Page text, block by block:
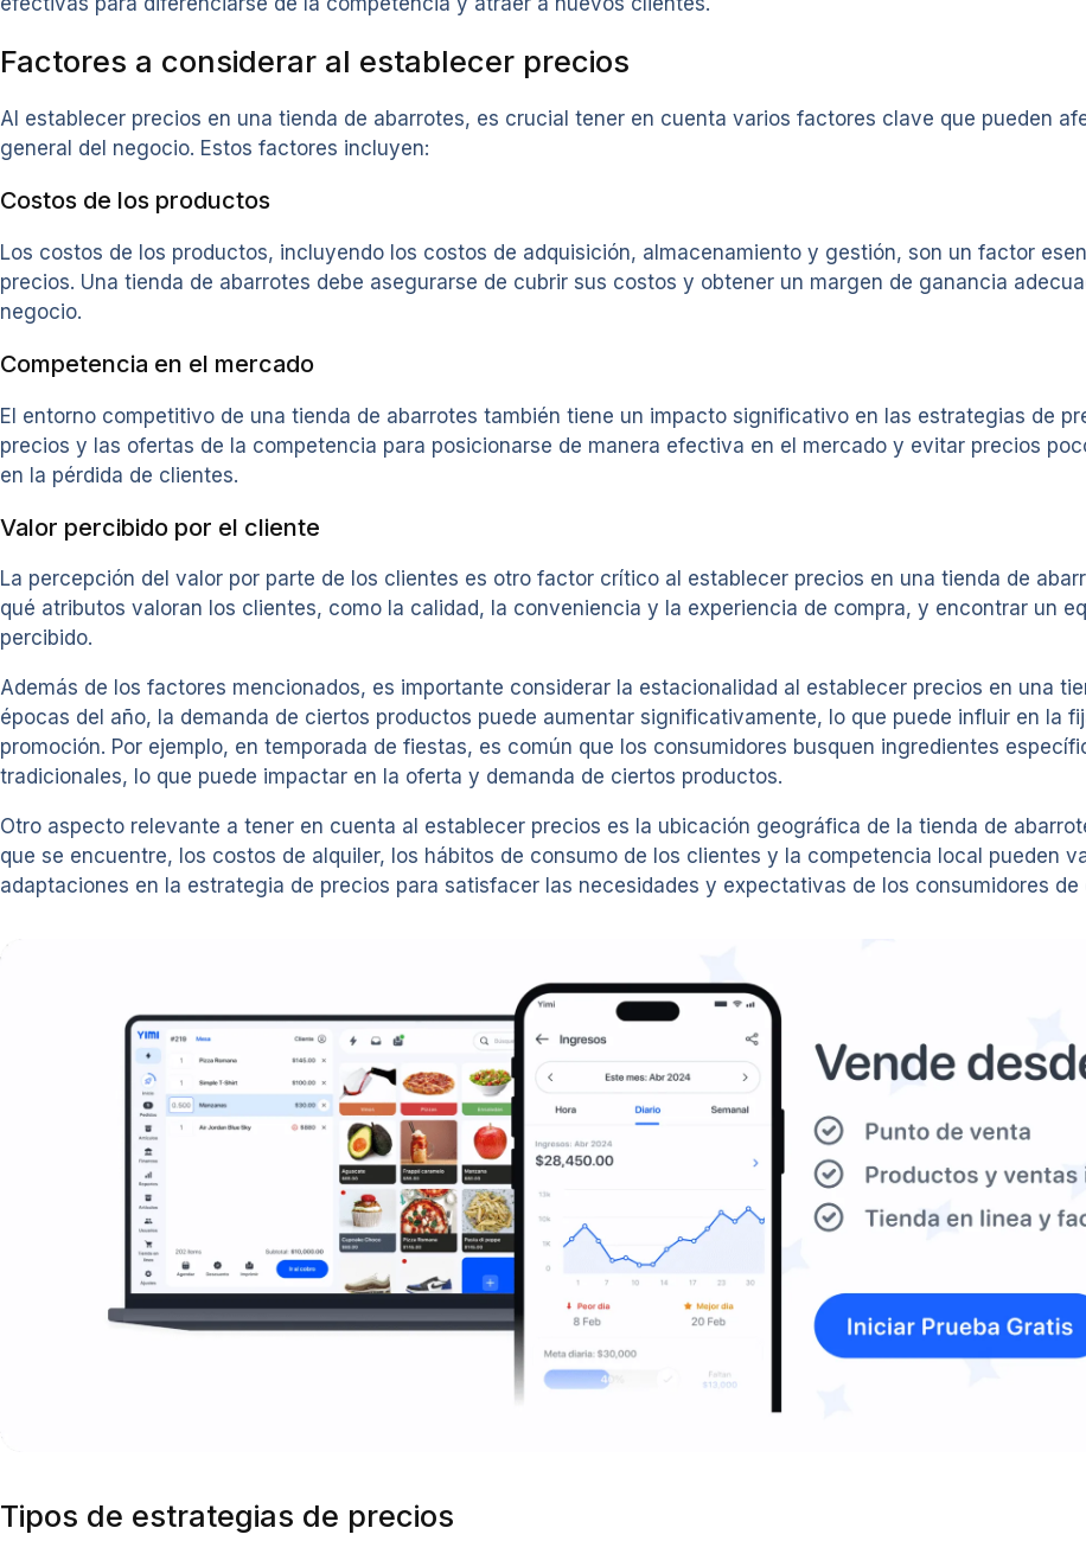
Factores a considerar al establecer precios
Al establecer precios en una tienda de abarrotes, es crucial tener en cuenta varios factores clave que pueden
general del negocio. Estos factores incluyen:
Costos de los productos
Los costos de los productos, incluyendo los costos de adquisición, almacenamiento y gestión, son un factor
precios. Una tienda de abarrotes debe asegurarse de cubrir sus costos y obtener un margen de ganancia
negocio.
Competencia en el mercado
El entorno competitivo de una tienda de abarrotes también tiene un impacto significativo en las estrategias de
precios y las ofertas de la competencia para posicionarse de manera efectiva en el mercado y evitar precios
en la pérdida de clientes.
Valor percibido por el cliente
La percepción del valor por parte de los clientes es otro factor crítico al establecer precios en una tienda de
qué atributos valoran los clientes, como la calidad, la conveniencia y la experiencia de compra, y encontrar un
percibido.
Además de los factores mencionados, es importante considerar la estacionalidad al establecer precios en una
épocas del año, la demanda de ciertos productos puede aumentar significativamente, lo que puede influir en la
promoción. Por ejemplo, en temporada de fiestas, es común que los consumidores busquen ingredientes
tradicionales, lo que puede impactar en la oferta y demanda de ciertos productos.
Otro aspecto relevante a tener en cuenta al establecer precios es la ubicación geográfica de la tienda de
que se encuentre, los costos de alquiler, los hábitos de consumo de los clientes y la competencia local pueden
adaptaciones en la estrategia de precios para satisfacer las necesidades y expectativas de los consumidores de
Tipos de estrategias de precios